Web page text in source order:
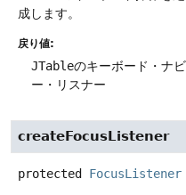
成します。
戻り値:
JTableのキーボード・ナ
ー・リスナー
createFocusListener
protected FocusListener